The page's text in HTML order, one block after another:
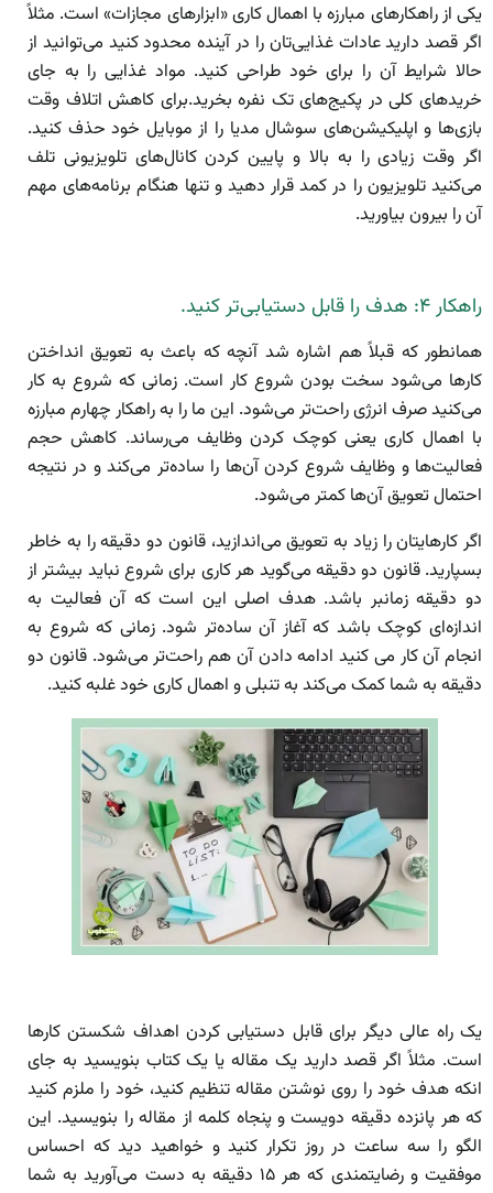
یکی از راهکارهای مبارزه با اهمال کاری «ابزارهای مجازات» است. مثلاً
اگر قصد دارید عادات غذایی‌تان را در آینده محدود کنید می‌توانید از
حالا شرایط آن را برای خود طراحی کنید. مواد غذایی را به جای
خریدهای کلی در پکیج‌های تک نفره بخرید.برای کاهش اتلاف وقت
بازی‌ها و اپلیکیشن‌های سوشال مدیا را از موبایل خود حذف کنید.
اگر وقت زیادی را به بالا و پایین کردن کانال‌های تلویزیونی تلف
می‌کنید تلویزیون را در کمد قرار دهید و تنها هنگام برنامه‌های مهم
آن را بیرون بیاورید.
راهکار ۴: هدف را قابل دستیابی‌تر کنید.
همانطور که قبلاً هم اشاره شد آنچه که باعث به تعویق انداختن
کارها می‌شود سخت بودن شروع کار است. زمانی که شروع به کار
می‌کنید صرف انرژی راحت‌تر می‌شود. این ما را به راهکار چهارم مبارزه
با اهمال کاری یعنی کوچک کردن وظایف می‌رساند. کاهش حجم
فعالیت‌ها و وظایف شروع کردن آن‌ها را ساده‌تر می‌کند و در نتیجه
احتمال تعویق آن‌ها کمتر می‌شود.
اگر کارهایتان را زیاد به تعویق می‌اندازید، قانون دو دقیقه را به خاطر
بسپارید. قانون دو دقیقه می‌گوید هر کاری برای شروع نباید بیشتر از
دو دقیقه زمانبر باشد. هدف اصلی این است که آن فعالیت به
اندازه‌ای کوچک باشد که آغاز آن ساده‌تر شود. زمانی که شروع به
انجام آن کار می کنید ادامه دادن آن هم راحت‌تر می‌شود. قانون دو
دقیقه به شما کمک می‌کند به تنبلی و اهمال کاری خود غلبه کنید.
یک راه عالی دیگر برای قابل دستیابی کردن اهداف شکستن کارها
است. مثلاً اگر قصد دارید یک مقاله یا یک کتاب بنویسید به جای
انکه هدف خود را روی نوشتن مقاله تنظیم کنید، خود را ملزم کنید
که هر پانزده دقیقه دویست و پنجاه کلمه از مقاله را بنویسید. این
الگو را سه ساعت در روز تکرار کنید و خواهید دید که احساس
موفقیت و رضایتمندی که هر ۱۵ دقیقه به دست می‌آورید به شما